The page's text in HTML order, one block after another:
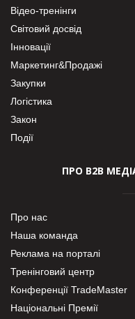
Відео-тренінги
Світовий досвід
Інновації
Маркетинг&Продажі
Закупки
Логістика
Закон
Події
ПРО В2В
Про нас
Наша команда
Реклама на порталі
Тренінговий центр
Конференції TradeMaster
Національні Премії